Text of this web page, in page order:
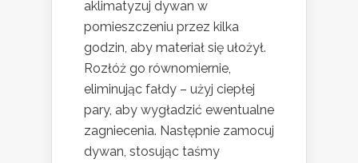
aklimatyzuj dywan w
pomieszczeniu przez kilka
godzin, aby materiał się ułożył.
Rozłóż go równomiernie,
eliminując fałdy – użyj ciepłej
pary, aby wygładzić ewentualne
zagniecenia. Następnie zamocuj
dywan, stosując taśmy